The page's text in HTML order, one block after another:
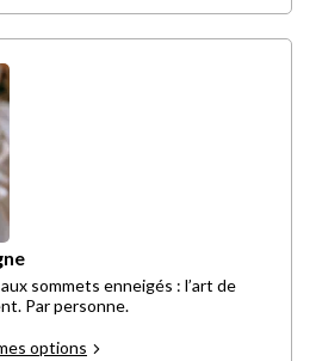
sommets enneigés : l’art de
Par personne.
options